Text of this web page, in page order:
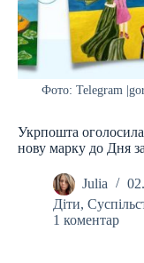
Фото: Telegram
Укрпошта
нову марку до Дня
Julia
Діти,
1 коментар